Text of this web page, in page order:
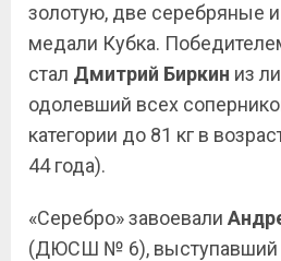
золотую, две серебряные
медали Кубка.
стал Дмитрий Биркин из
одолевший всех
категории до 81 кг в
44 года).
«Серебро» завоевали
(ДЮСШ № 6), выступавший